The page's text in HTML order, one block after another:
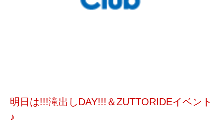
明日は!!!滝出しDAY!!!＆ZUTTORIDEイベント
♪